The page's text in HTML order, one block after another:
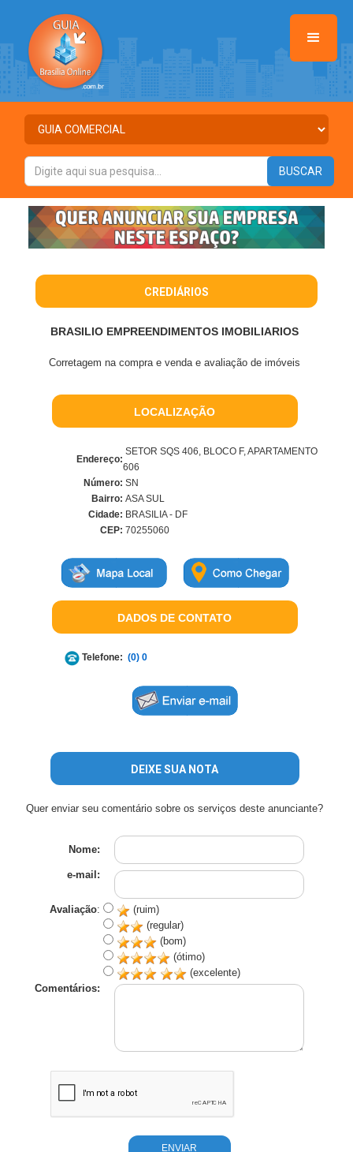
CREDIÁRIOS
BRASILIO EMPREENDIMENTOS IMOBILIARIOS
Corretagem na compra e venda e avaliação de imóveis
LOCALIZAÇÃO
Endereço:
SETOR SQS 406, BLOCO F, APARTAMENTO
606
Número: SN
Bairro: ASA SUL
Cidade: BRASILIA - DF
CEP: 70255060
DADOS DE CONTATO
Telefone: (0) 0
DEIXE SUA NOTA
Quer enviar seu comentário sobre os serviços deste anunciante?
Nome:
e-mail:
Avaliação:
(ruim)
(regular)
(bom)
(ótimo)
(excelente)
Comentários: